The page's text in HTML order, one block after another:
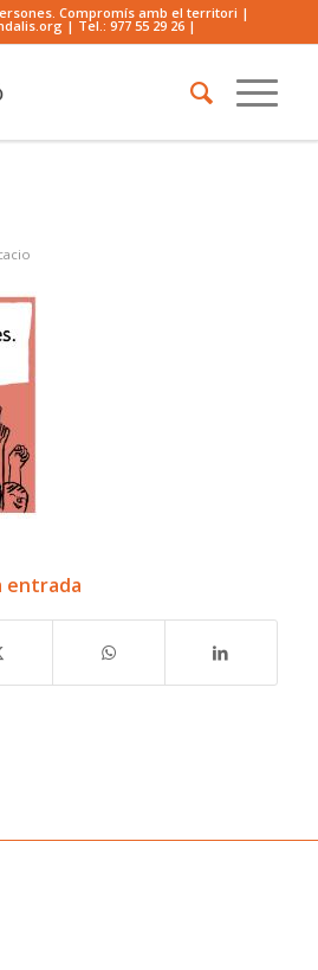
Compromís amb el territori |
| Tel.:977 55 29 26 |
entrada